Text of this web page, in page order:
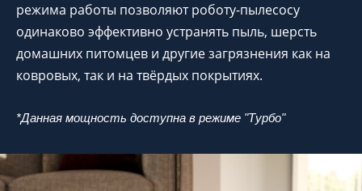
режима работы позволяют роботу-пылесосу
одинаково эффективно устранять пыль, шерсть
домашних питомцев и другие загрязнения как на
ковровых, так и на твёрдых покрытиях.
*Данная мощность доступна в режиме "Турбо"